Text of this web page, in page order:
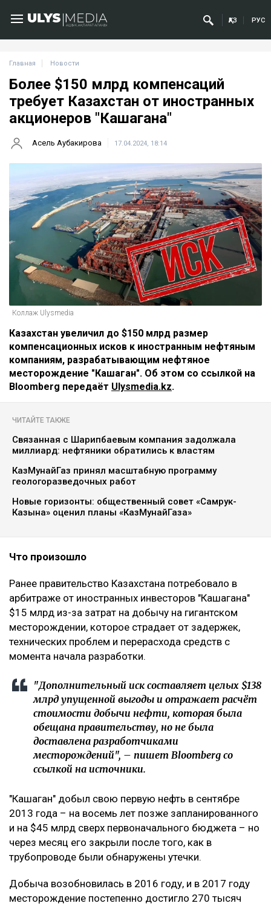
ҚАЗ РУС
Главная Новости
Более $150 млрд компенсаций
требует Казахстан от иностранных
акционеров "Кашагана"
Асель Аубакирова 17.04.2024, 18:14
Коллаж Ulysmedia
Казахстан увеличил до $150 млрд размер
компенсационных исков к иностранным нефтяным
компаниям, разрабатывающим нефтяное
месторождение "Кашаган". Об этом со ссылкой на
Bloomberg передаёт Ulysmedia.kz.
ЧИТАЙТЕ ТАКЖЕ
Связанная с Шарипбаевым компания задолжала
миллиард: нефтяники обратились к властям
КазМунайГаз принял масштабную программу
геологоразведочных работ
Новые горизонты: общественный совет «Самрук-
Казына» оценил планы «КазМунайГаза»
Что произошло
Ранее правительство Казахстана потребовало в
арбитраже от иностранных инвесторов "Кашагана"
$15 млрд из-за затрат на добычу на гигантском
месторождении, которое страдает от задержек,
технических проблем и перерасхода средств с
момента начала разработки.
"Дополнительный иск составляет целых $138
млрд упущенной выгоды и отражает расчёт
стоимости добычи нефти, которая была
обещана правительству, но не была
доставлена разработчиками
месторождений", – пишет Bloomberg со
ссылкой на источники.
"Кашаган" добыл свою первую нефть в сентябре
2013 года – на восемь лет позже запланированного
и на $45 млрд сверх первоначального бюджета – но
через месяц его закрыли после того, как в
трубопроводе были обнаружены утечки.
Добыча возобновилась в 2016 году, и в 2017 году
месторождение постепенно достигло 270 тысяч